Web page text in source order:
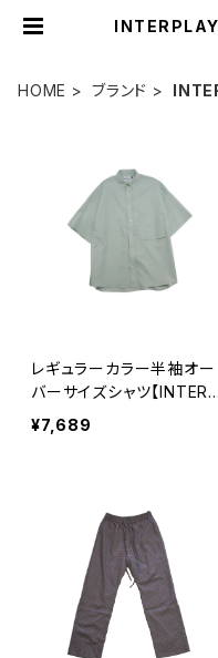
HOME ブランド
レギュラーカラー半袖オー
バーサイズシャツ【INTERPL
AY】
¥7,689